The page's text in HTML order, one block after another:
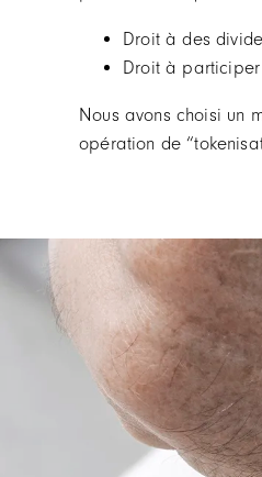
Droit à des
Droit à
Nous avons choisi un
opération de